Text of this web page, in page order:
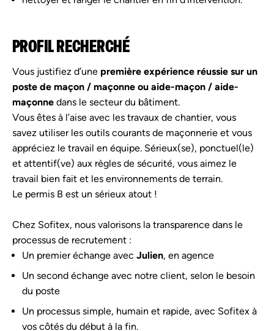
PROFIL RECHERCHÉ
Vous justifiez d’une première expérience réussie sur un
poste de maçon / maçonne ou aide-maçon / aide-
maçonne dans le secteur du bâtiment.
Vous êtes à l’aise avec les travaux de chantier, vous
savez utiliser les outils courants de maçonnerie et vous
appréciez le travail en équipe. Sérieux(se), ponctuel(le)
et attentif(ve) aux règles de sécurité, vous aimez le
travail bien fait et les environnements de terrain.
Le permis B est un sérieux atout !
Chez Sofitex, nous valorisons la transparence dans le
processus de recrutement :
Un premier échange avec Julien, en agence
Un second échange avec notre client, selon le besoin
du poste
Un processus simple, humain et rapide, avec Sofitex à
vos côtés du début à la fin.